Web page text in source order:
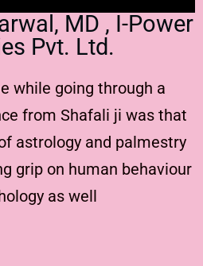
MD , I-Power
Pvt. Ltd.
while going through a
from Shafali ji was that
astrology and palmestry
grip on human behaviour
as well